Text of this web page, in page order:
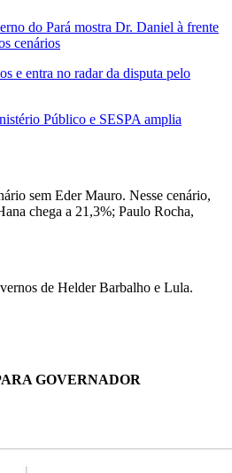
do Pará mostra Dr. Daniel à frente
cenários
e entra no radar da disputa pelo
Público e SESPA amplia
sem Eder Mauro. Nesse cenário,
chega a 21,3%; Paulo Rocha,
de Helder Barbalho e Lula.
GOVERNADOR